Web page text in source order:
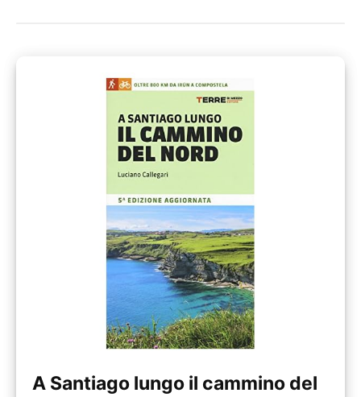
A Santiago lungo il cammino del